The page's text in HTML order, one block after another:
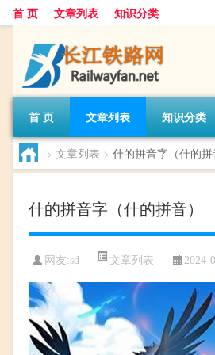
首 页 文章列表 知识分类
首 页 文章列表 知识分类
> 文章列表 > 什的拼音字（什的拼
什的拼音字（什的拼音）
网友:sd 文章列表 2024-